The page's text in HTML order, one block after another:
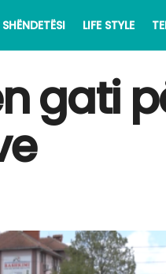
SHËNDETËSI LIFE STYLE
gati